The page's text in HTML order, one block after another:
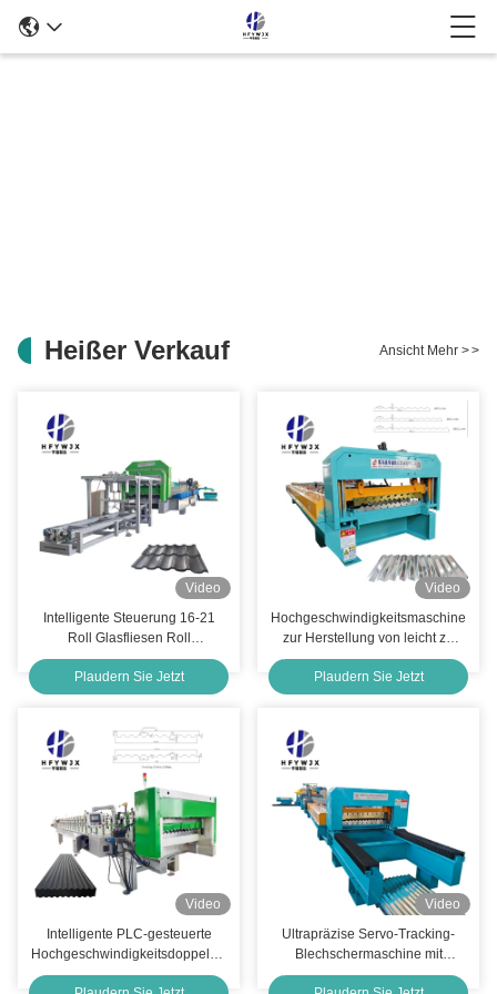
Heißer Verkauf Ansicht Mehr >>
Video
Intelligente Steuerung 16-21
Roll Glasfliesen Roll
Formmaschine 1110
vollautomatisch
Plaudern Sie Jetzt
Video
Hochgeschwindigkeitsmaschine
zur Herstellung von leicht zu
bedienenden Metalldachplatten
Plaudern Sie Jetzt
Video
Intelligente PLC-gesteuerte
Hochgeschwindigkeitsdoppelschicht-
Trapez-Rollformmaschine für
Video
Ultrapräzise Servo-Tracking-
Blechschermaschine mit
gratfreier Schnittführung und